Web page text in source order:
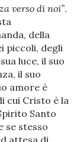
verso di noi”.
della
piccoli, degli
luce, il suo
il suo
amore è
cui Cristo è la
Santo
se stesso
attesa di